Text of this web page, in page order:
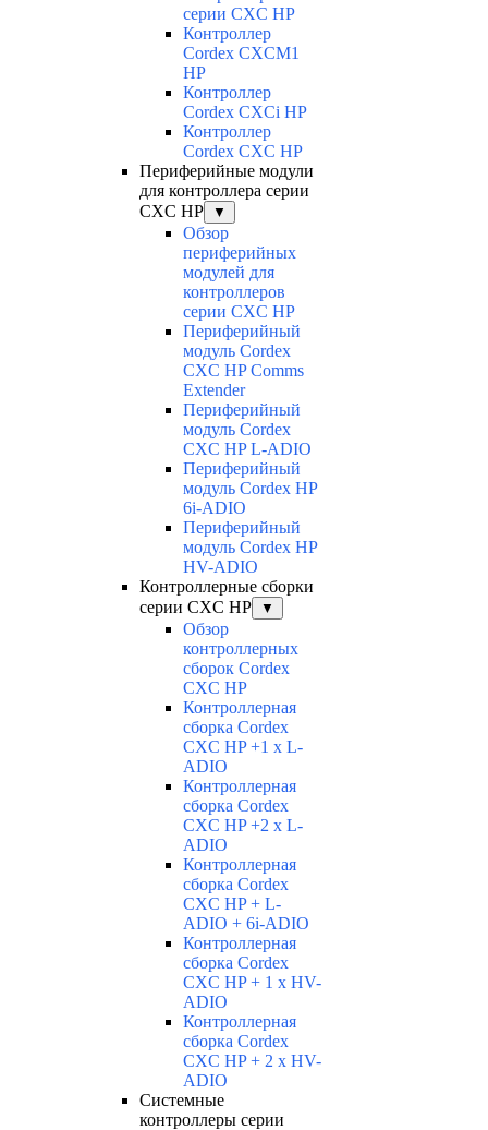
серии CXC HP
Контроллер
Cordex CXCM1
HP
Контроллер
Cordex CXCi HP
Контроллер
Cordex CXC HP
Периферийные модули
для контроллера серии
CXC HP
▼
Обзор
периферийных
модулей для
контроллеров
серии CXC HP
Периферийный
модуль Cordex
CXC HP Comms
Extender
Периферийный
модуль Cordex
CXC HP L-ADIO
Периферийный
модуль Cordex HP
6i-ADIO
Периферийный
модуль Cordex HP
HV-ADIO
Контроллерные сборки
серии CXC HP
▼
Обзор
контроллерных
сборок Cordex
CXC HP
Контроллерная
сборка Cordex
CXC HP +1 x L-
ADIO
Контроллерная
сборка Cordex
CXC HP +2 x L-
ADIO
Контроллерная
сборка Cordex
CXC HP + L-
ADIO + 6i-ADIO
Контроллерная
сборка Cordex
CXC HP + 1 x HV-
ADIO
Контроллерная
сборка Cordex
CXC HP + 2 x HV-
ADIO
Системные
контроллеры серии